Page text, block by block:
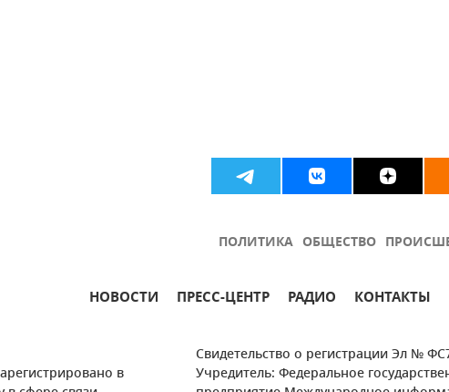
ПОЛИТИКА ОБЩЕСТВО
НОВОСТИ ПРЕСС-ЦЕНТР РАДИО КОНТАКТЫ
в
Свидетельство о регистрации Эл №
Учредитель: Федеральное